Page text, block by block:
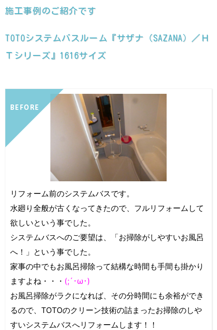
施工事例のご紹介です
TOTOシステムバスルーム『サザナ（SAZANA）／Ｈ
Ｔシリーズ』1616サイズ
BEFORE
リフォーム前のシステムバスです。
水廻り全般が古くなってきたので、フルリフォームして
欲しいという事でした。
システムバスへのご要望は、「お掃除がしやすいお風呂
へ！」という事でした。
家事の中でもお風呂掃除って結構な時間も手間も掛かり
ますよね・・・ (;´･ω･)
お風呂掃除がラクになれば、その分時間にも余裕ができ
るので、TOTOのクリーン技術の詰まったお掃除のしや
すいシステムバスへリフォームします！！